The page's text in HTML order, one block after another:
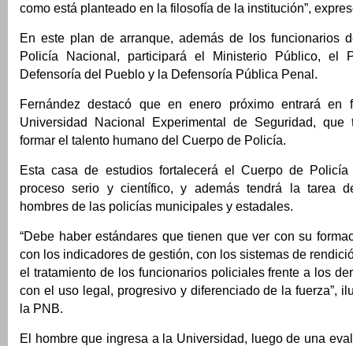
como está planteado en la filosofía de la institución”,
En este plan de arranque, además de los funcionarios
Policía Nacional, participará el Ministerio Público, el
Defensoría del Pueblo y la Defensoría Pública Penal.
Fernández destacó que en enero próximo entrará en
Universidad Nacional Experimental de Seguridad,
formar el talento humano del Cuerpo de Policía.
Esta casa de estudios fortalecerá el Cuerpo de
proceso serio y científico, y además tendrá la tarea
hombres de las policías municipales y estadales.
“Debe haber estándares que tienen que ver con su
con los indicadores de gestión, con los sistemas de
el tratamiento de los funcionarios policiales frente a los
con el uso legal, progresivo y diferenciado de la fuerza”,
la PNB.
El hombre que ingresa a la Universidad, luego de una